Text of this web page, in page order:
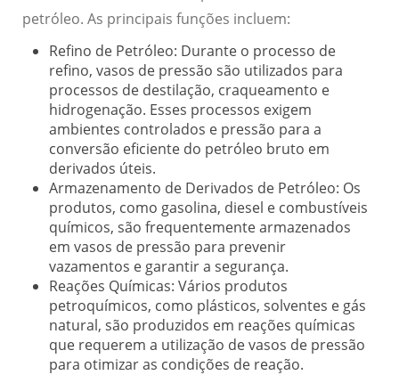
petróleo. As principais funções incluem:
Refino de Petróleo: Durante o processo de
refino, vasos de pressão são utilizados para
processos de destilação, craqueamento e
hidrogenação. Esses processos exigem
ambientes controlados e pressão para a
conversão eficiente do petróleo bruto em
derivados úteis.
Armazenamento de Derivados de Petróleo: Os
produtos, como gasolina, diesel e combustíveis
químicos, são frequentemente armazenados
em vasos de pressão para prevenir
vazamentos e garantir a segurança.
Reações Químicas: Vários produtos
petroquímicos, como plásticos, solventes e gás
natural, são produzidos em reações químicas
que requerem a utilização de vasos de pressão
para otimizar as condições de reação.